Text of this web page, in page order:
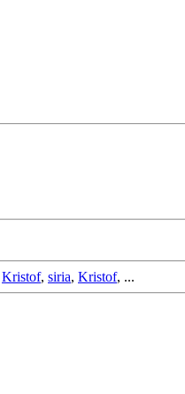
Kristof, siria, Kristof, ...